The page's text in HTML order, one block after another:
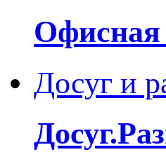
Офисная
Досуг и